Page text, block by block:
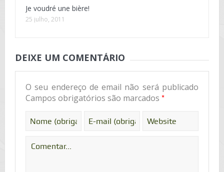
Je voudré une bière!
25 julho, 2011
DEIXE UM COMENTÁRIO
O seu endereço de email não será publicado
Campos obrigatórios são marcados *